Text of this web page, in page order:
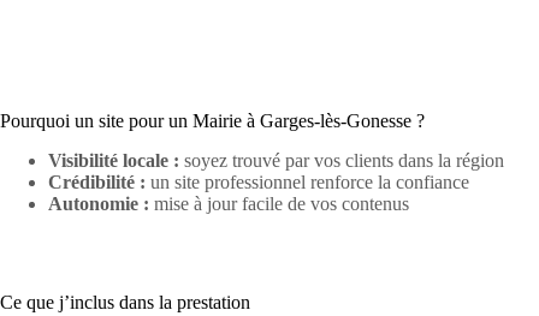
Pourquoi un site pour un Mairie à Garges-lès-Gonesse ?
Visibilité locale : soyez trouvé par vos clients dans la région
Crédibilité : un site professionnel renforce la confiance
Autonomie : mise à jour facile de vos contenus
Ce que j’inclus dans la prestation